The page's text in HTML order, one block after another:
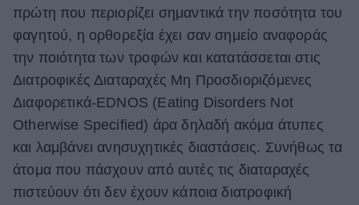
πρώτη που περιορίζει σημαντικά την ποσότητα του
φαγητού, η ορθορεξία έχει σαν σημείο αναφοράς
την ποιότητα των τροφών και κατατάσσεται στις
Διατροφικές Διαταραχές Μη Προσδιοριζόμενες
Διαφορετικά-EDNOS (Eating Disorders Not
Otherwise Specified) άρα δηλαδή ακόμα άτυπες
και λαμβάνει ανησυχητικές διαστάσεις. Συνήθως τα
άτομα που πάσχουν από αυτές τις διαταραχές
πιστεύουν ότι δεν έχουν κάποια διατροφική